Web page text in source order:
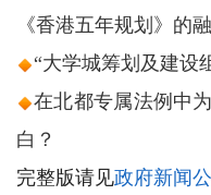
《香港五年规划》的
“大学城筹划及建设
在北都专属法例中
白？
完整版请见政府新闻